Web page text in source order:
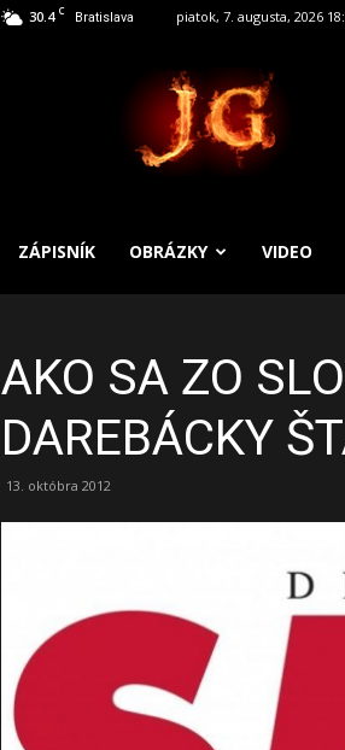
30.4 C Bratislava piatok, 7. augusta, 2026
SLOBODNÝ
ZÁPISNÍK OBRÁZKY VIDEO
AKO SA ZO
DAREBÁCKY
13. októbra 2012